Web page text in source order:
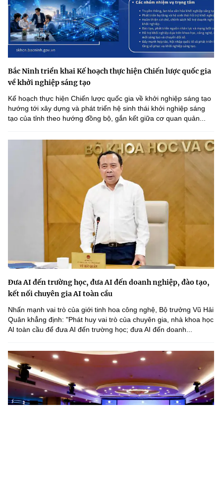
Bắc Ninh triển khai Kế hoạch thực hiện Chiến lược quốc gia
về khởi nghiệp sáng tạo
Kế hoạch thực hiện Chiến lược quốc gia về khởi nghiệp sáng tạo
hướng tới xây dựng và phát triển hệ sinh thái khởi nghiệp sáng
tạo của tỉnh theo hướng đồng bộ, gắn kết giữa cơ quan quản...
Đưa AI đến trường học, đưa AI đến doanh nghiệp, đào tạo,
kết nối chuyên gia AI toàn cầu
Nhấn mạnh vai trò của giới tinh hoa công nghệ, Bộ trưởng Vũ Hải
Quân khẳng định: "Phát huy vai trò của chuyên gia, nhà khoa học
AI toàn cầu để đưa AI đến trường học; đưa AI đến doanh...